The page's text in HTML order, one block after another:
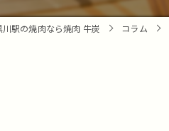
川駅の焼肉なら焼肉 牛炭 コラム